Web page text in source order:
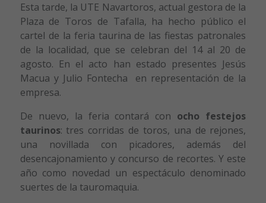
Esta tarde, la UTE Navartoros, actual gestora de la
Plaza de Toros de Tafalla, ha hecho público el
cartel de la feria taurina de las fiestas patronales
de la localidad, que se celebran del 14 al 20 de
agosto. En el acto han estado presentes Jesús
Macua y Julio Fontecha en representación de la
empresa.
De nuevo, la feria contará con ocho festejos
taurinos: tres corridas de toros, una de rejones,
una novillada con picadores, además del
desencajonamiento y concurso de recortes. Y este
año como novedad un espectáculo denominado
suertes de la tauromaquia.